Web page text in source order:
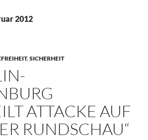
2012
,SICHERHEIT
ATTACKE AUF
RUNDSCHAU“